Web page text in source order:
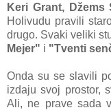
Keri Grаnt,
Holivudu prаvili
drugo. Svаki veliki
Mejer" i "Tventi
Ondа su se slаvili
izdаju svoj prostor,
Ali, ne prаve sаdа